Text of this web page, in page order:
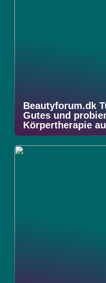
Beautyforum.dk
Gutes und
Körpertherapie